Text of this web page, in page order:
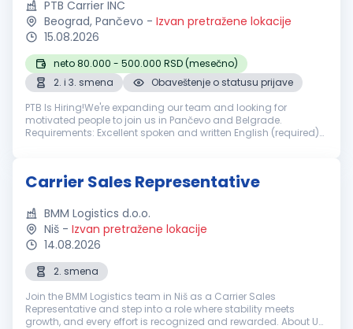
PTB Carrier INC
Beograd, Pančevo - Izvan pretražene lokacije
15.08.2026
neto 80.000 - 500.000 RSD (mesečno)
2. i 3. smena
Obaveštenje o statusu prijave
PTB Is Hiring!We're expanding our team and looking for
motivated people to join us in Pančevo and Belgrade.
Requirements: Excellent spoken and written English (required)
Carrier Sales Representative
BMM Logistics d.o.o.
Niš - Izvan pretražene lokacije
14.08.2026
2. smena
Join the BMM Logistics team in Niš as a Carrier Sales
Representative and step into a role where stability meets
growth, and every effort is recognized and rewarded. About Us